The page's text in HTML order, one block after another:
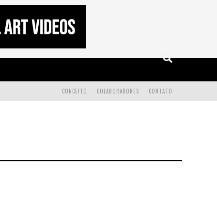
CONTATO
COLABORADORES
CONCEITO